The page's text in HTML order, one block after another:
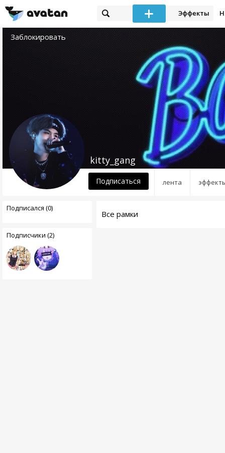
Эффекты
Заблокировать
лента
kitty_gang
Подписаться
Подписался (0)
Подписчики (2)
Все рамки